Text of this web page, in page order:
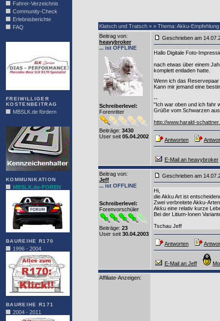
Fahrer-Verzeichnis
Community-Check
Erlebnisberichte
FAQ
FREIWILLIGER
KOSTENBEITRAG
MBSLK.de fördern
KOMMUNIKATION
MBSLK.de-FOREN
BAUREIHE R170
1996 - 2004
BAUREIHE R171
2004 - 2011
Klatsch und Tratsch » » Thema: Akku-Empfehlung
Beitrag von:
heavybroker
... ist OFFLINE
Schreiberlevel:
Forenritter
Beiträge: 3430
User seit 05.04.2002
Geschrieben am
Hallo Digitale Foto-
nach etwas über einem
komplett entladen hatte.
Wenn ich das
Kann mir jemand eine
--
"Ich war oben und ich fahr
Grüße vom Schwarzen
http://www.harald-
Antworten
E-Mail an heavybroker
Beitrag von:
Jeff
... ist OFFLINE
Schreiberlevel:
Forenvorschüler
Beiträge: 23
User seit 30.04.2003
Geschrieben am
Hi,
die Akku Art ist
Zwei verbreitete Akku-
Akku eine relativ kurze
Bei der Litium-Ionen
Tschau Jeff
Antworten
E-Mail an Jeff
Affiliate-Anzeigen: